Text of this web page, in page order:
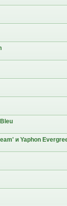
и Yaphon